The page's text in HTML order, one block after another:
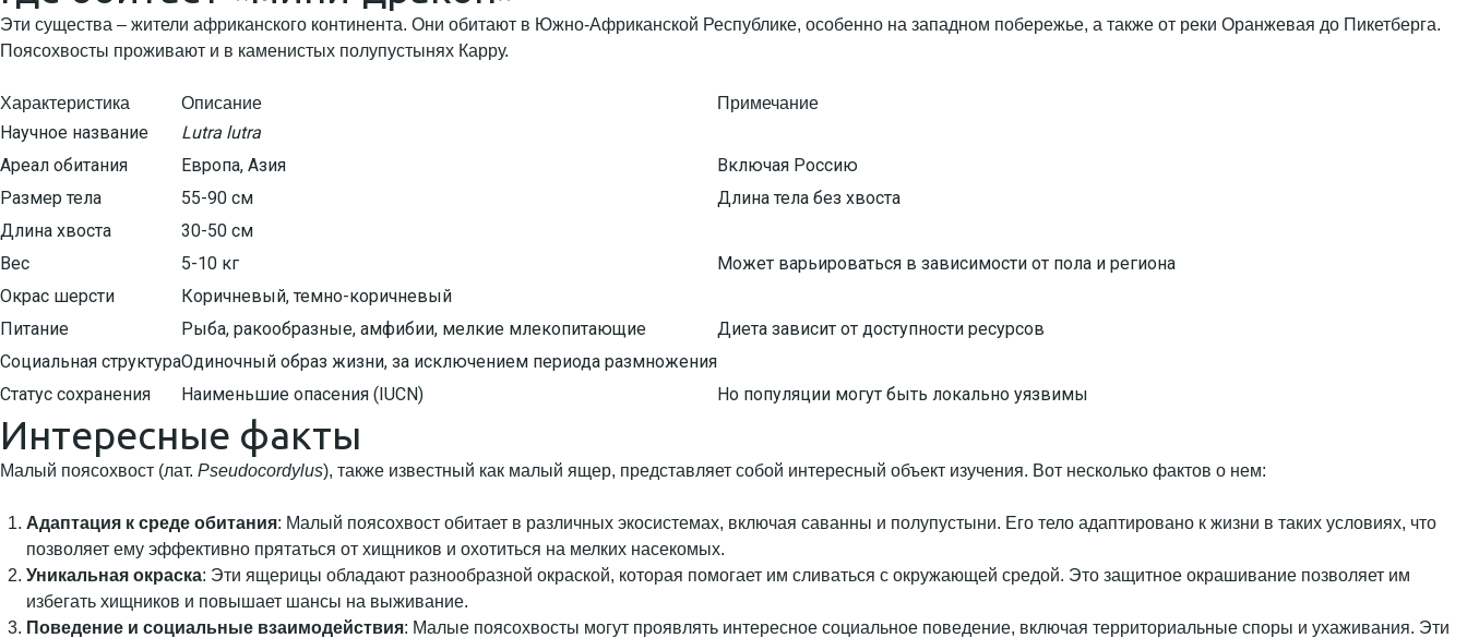
Эти существа – жители африканского континента. Они обитают в Южно-Африканской Республике, особенно на западном побережье, а также от реки Оранжевая до Пикетберга.
Поясохвосты проживают и в каменистых полупустынях Карру.
Характеристика Описание Примечание
Научное название
Lutra lutra
Ареал обитания
Европа, Азия
Включая Россию
Размер тела
55-90 см
Длина тела без хвоста
Длина хвоста
30-50 см
Вес
5-10 кг
Может варьироваться в зависимости от пола и региона
Окрас шерсти
Коричневый, темно-коричневый
Питание
Рыба, ракообразные, амфибии, мелкие млекопитающие
Диета зависит от доступности ресурсов
Социальная структураОдиночный образ жизни, за исключением периода размножения
Статус сохранения
Наименьшие опасения (IUCN) Но популяции могут быть локально уязвимы
Интересные факты
Малый поясохвост (лат. Pseudocordylus), также известный как малый ящер, представляет собой интересный объект изучения. Вот несколько фактов о нем:
Адаптация к среде обитания: Малый поясохвост обитает в различных экосистемах, включая саванны и полупустыни. Его тело адаптировано к жизни в таких условиях, что
позволяет ему эффективно прятаться от хищников и охотиться на мелких насекомых.
Уникальная окраска: Эти ящерицы обладают разнообразной окраской, которая помогает им сливаться с окружающей средой. Это защитное окрашивание позволяет им
избегать хищников и повышает шансы на выживание.
Поведение и социальные взаимодействия: Малые поясохвосты могут проявлять интересное социальное поведение, включая территориальные споры и ухаживания. Эти